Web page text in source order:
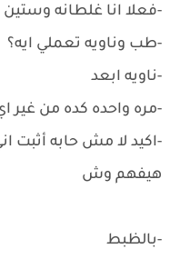
-فعلا انا غلطانه
-طب وناويه تعملي ايه؟
-ناويه ابعد
-مره واحده كده من غير
-اكيد لا مش حابه أثبت
هيفهم وش
-بالظبط